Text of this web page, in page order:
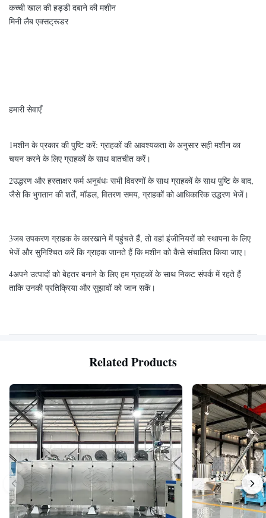
कच्ची खाल की हड्डी दबाने की मशीन
मिनी लैब एक्सट्रूडर
हमारी सेवाएँ
1मशीन के प्रकार की पुष्टि करें: ग्राहकों की आवश्यकता के अनुसार सही मशीन का
चयन करने के लिए ग्राहकों के साथ बातचीत करें।
2उद्धरण और हस्ताक्षर फर्म अनुबंधः सभी विवरणों के साथ ग्राहकों के साथ पुष्टि के बाद,
जैसे कि भुगतान की शर्तें, मॉडल, वितरण समय, ग्राहकों को आधिकारिक उद्धरण भेजें।
3जब उपकरण ग्राहक के कारखाने में पहुंचते हैं, तो वहां इंजीनियरों को स्थापना के लिए
भेजें और सुनिश्चित करें कि ग्राहक जानते हैं कि मशीन को कैसे संचालित किया जाए।
4अपने उत्पादों को बेहतर बनाने के लिए हम ग्राहकों के साथ निकट संपर्क में रहते हैं
ताकि उनकी प्रतिक्रिया और सुझावों को जान सकें।
Related Products